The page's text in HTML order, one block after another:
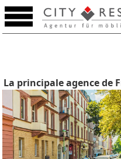
La principale agence de